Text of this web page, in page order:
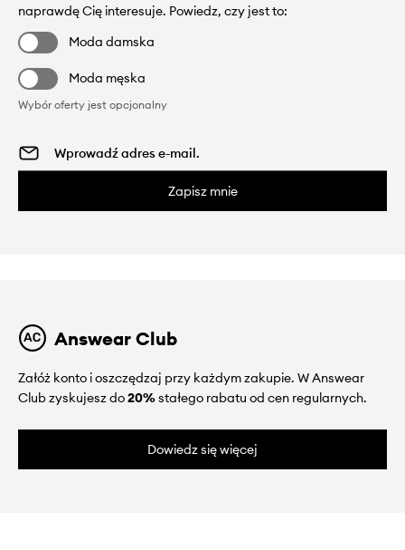
naprawdę Cię interesuje. Powiedz, czy jest to:
Moda damska
Moda męska
Wybór oferty jest opcjonalny
Zapisz mnie
Answear Club
Załóż konto i oszczędzaj przy każdym zakupie. W Answear
Club zyskujesz do20%stałego rabatu od cen regularnych.
Dowiedz się więcej